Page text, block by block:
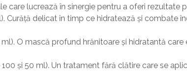
care lucrează în sinergie pentru a oferi rezultate
delicat în timp ce hidratează și combate
O mască profund hrănitoare și hidratantă care
și 50 ml). Un tratament fără clătire care se